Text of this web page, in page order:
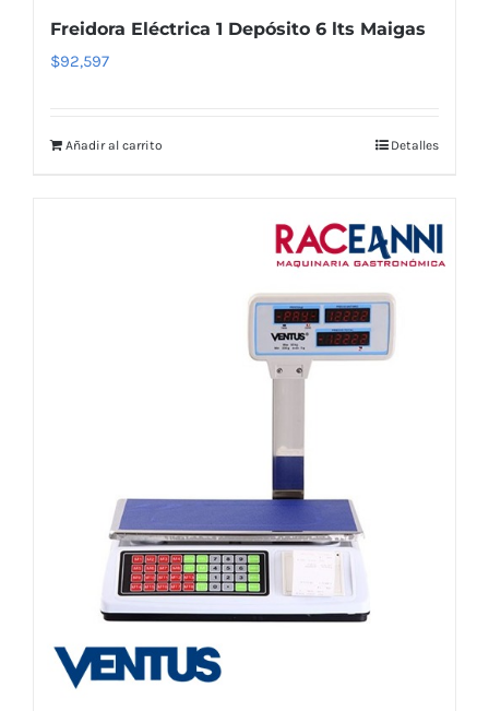
Freidora Eléctrica 1 Depósito 6 lts Maigas
$92,597
Añadir al carrito Detalles